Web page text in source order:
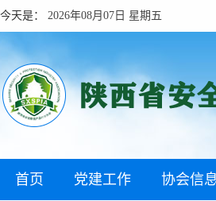
今天是： 2026年08月07日 星期五
首页 党建工作 协会信